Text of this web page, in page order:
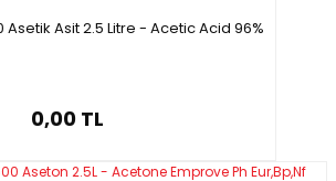
Asetik Asit 2.5 Litre - Acetic Acid 96%
0,00 TL